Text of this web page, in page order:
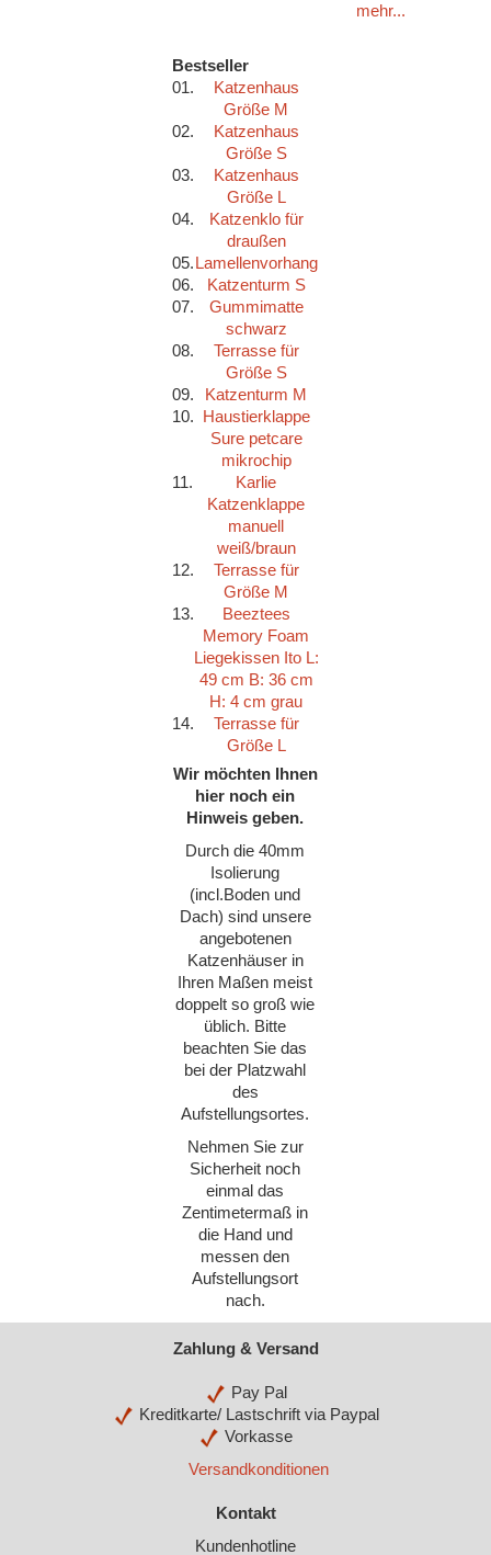
mehr...
Bestseller
01.
Katzenhaus
Größe M
02.
Katzenhaus
Größe S
03.
Katzenhaus
Größe L
04.
Katzenklo für
draußen
05. Lamellenvorhang
06.
Katzenturm S
07.
Gummimatte
schwarz
08.
Terrasse für
Größe S
09.
Katzenturm M
10.
Haustierklappe
Sure petcare
mikrochip
11.
Karlie
Katzenklappe
manuell
weiß/braun
12.
Terrasse für
Größe M
13.
Beeztees
Memory Foam
Liegekissen Ito L:
49 cm B: 36 cm
H: 4 cm grau
14.
Terrasse für
Größe L
Wir möchten Ihnen
hier noch ein
Hinweis geben.
Durch die 40mm
Isolierung
(incl.Boden und
Dach) sind unsere
angebotenen
Katzenhäuser in
Ihren Maßen meist
doppelt so groß wie
üblich. Bitte
beachten Sie das
bei der Platzwahl
des
Aufstellungsortes.
Nehmen Sie zur
Sicherheit noch
einmal das
Zentimetermaß in
die Hand und
messen den
Aufstellungsort
nach.
Zahlung & Versand
Pay Pal
Kreditkarte/ Lastschrift via Paypal
Vorkasse
Versandkonditionen
Kontakt
Kundenhotline